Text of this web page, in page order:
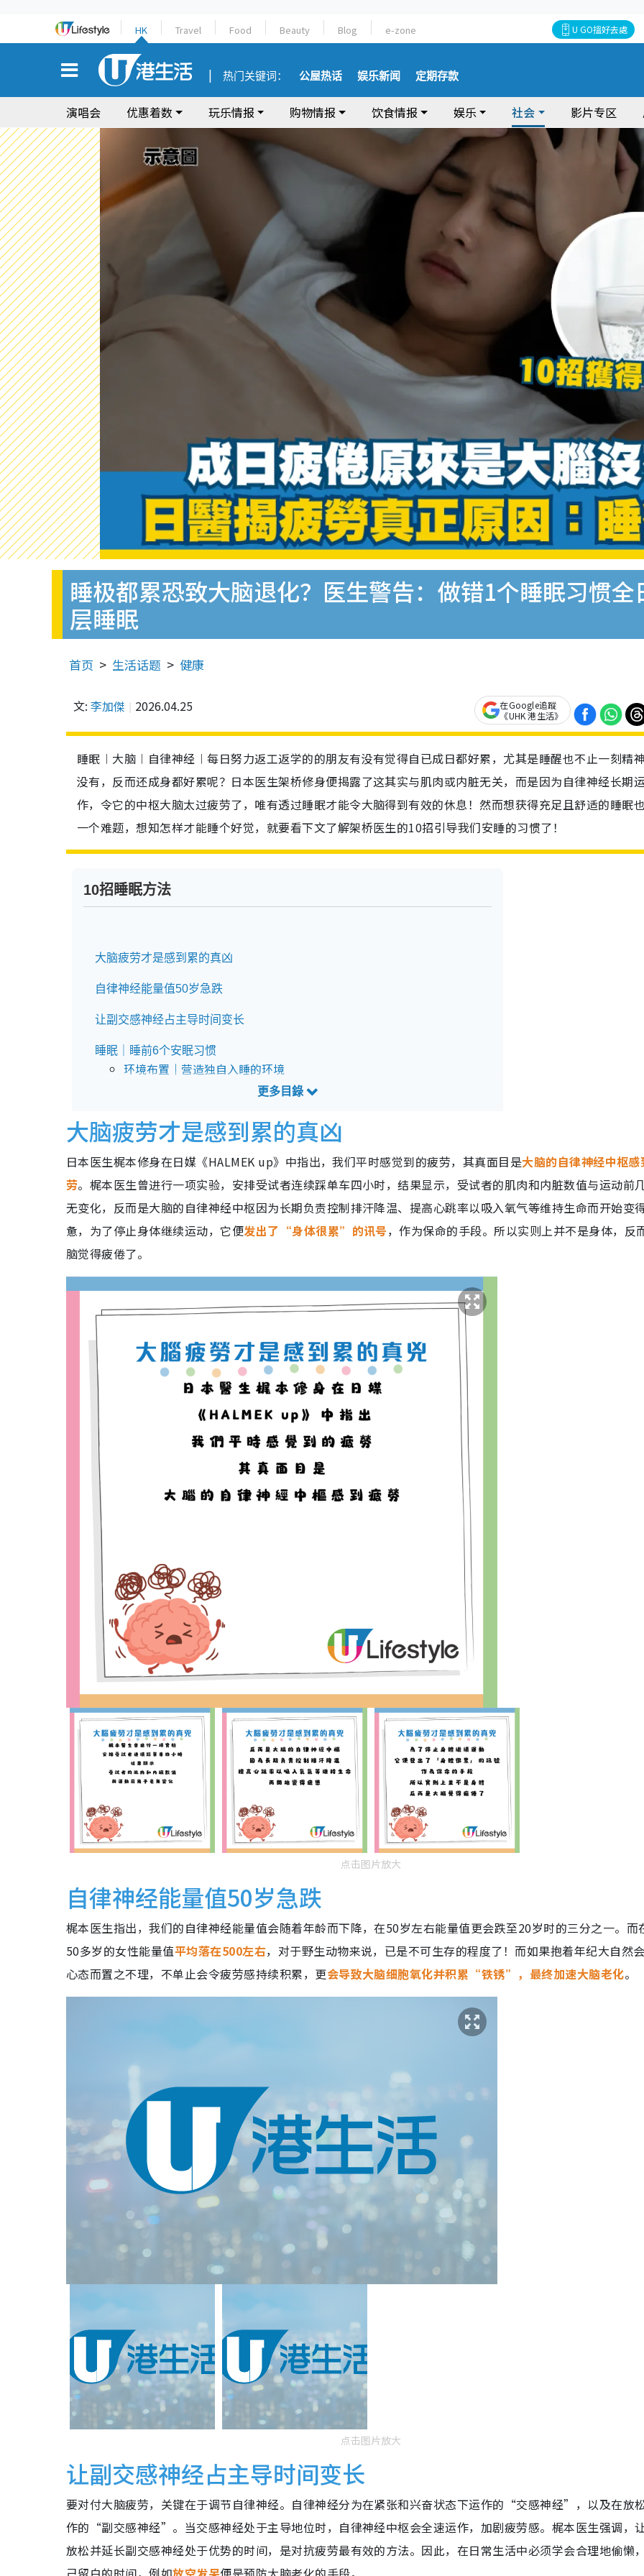
HK Travel Food Beauty Blog e-zone U GO搵好去處
热门关键词： 公屋热话 娱乐新闻 定期存款
演唱会 优惠着数 玩乐情报 购物情报 饮食情报 娱乐 社会 影片专区
睡极都累恐致大脑退化？医生警告：做错1个睡眠习惯
层睡眠
首页 生活话题 健康
文: 李加傑 2026.04.25
在Google追蹤
《UHK 港生活》
睡眠︱大脑︱自律神经︱每日努力返工返学的的朋友有没有觉得自已成日都好累，尤其是睡醒也不止一刻精
没有，反而还成身都好累呢？日本医生架桥修身便揭露了这其实与肌肉或内脏无关，而是因为自律神经长期
作，令它的中枢大脑太过疲劳了，唯有透过睡眠才能令大脑得到有效的休息！然而想获得充足且舒适的睡眠
一个难题，想知怎样才能睡个好觉，就要看下文了解架桥医生的10招引导我们安睡的习惯了！
10招睡眠方法
大脑疲劳才是感到累的真凶
自律神经能量值50岁急跌
让副交感神经占主导时间变长
睡眠｜睡前6个安眠习惯
环境布置｜营造独自入睡的环境
环境布置｜使用柔和的闹钟声
睡前地雷｜睡前饮用一杯温水
睡前地雷｜戒除睡前饮酒
睡前地雷｜拒绝将手机带上床
睡眠｜四个熟睡期间的要点
四个熟睡期间的要点｜1.确保最少六小时睡眠
四个熟睡期间的要点｜3.善用空调及定时功能
四个熟睡期间的要点｜4.双手伸出被窝外
大脑疲劳才是感到累的真凶
日本医生梶本修身在日媒《HALMEK up》中指出，我们平时感觉到的疲劳，其真面目是大脑的自律神经中枢感
劳。梶本医生曾进行一项实验，安排受试者连续踩单车四小时，结果显示，受试者的肌肉和内脏数值与运动前
无变化，反而是大脑的自律神经中枢因为长期负责控制排汗降温、提高心跳率以吸入氧气等维持生命而开始变
惫，为了停止身体继续运动，它便发出了“身体很累”的讯号，作为保命的手段。所以实则上并不是身体，反
脑觉得疲倦了。
点击图片放大
自律神经能量值50岁急跌
梶本医生指出，我们的自律神经能量值会随着年龄而下降，在50岁左右能量值更会跌至20岁时的三分之一。而
50多岁的女性能量值平均落在500左右，对于野生动物来说，已是不可生存的程度了！而如果抱着年纪大自然
心态而置之不理，不单止会令疲劳感持续积累，更会导致大脑细胞氧化并积累“铁锈”，最终加速大脑老化。
点击图片放大
让副交感神经占主导时间变长
要对付大脑疲劳，关键在于调节自律神经。自律神经分为在紧张和兴奋状态下运作的“交感神经”，以及在放
作的“副交感神经”。当交感神经处于主导地位时，自律神经中枢会全速运作，加剧疲劳感。梶本医生强调，
放松并延长副交感神经处于优势的时间，是对抗疲劳最有效的方法。因此，在日常生活中必须学会合理地偷懒